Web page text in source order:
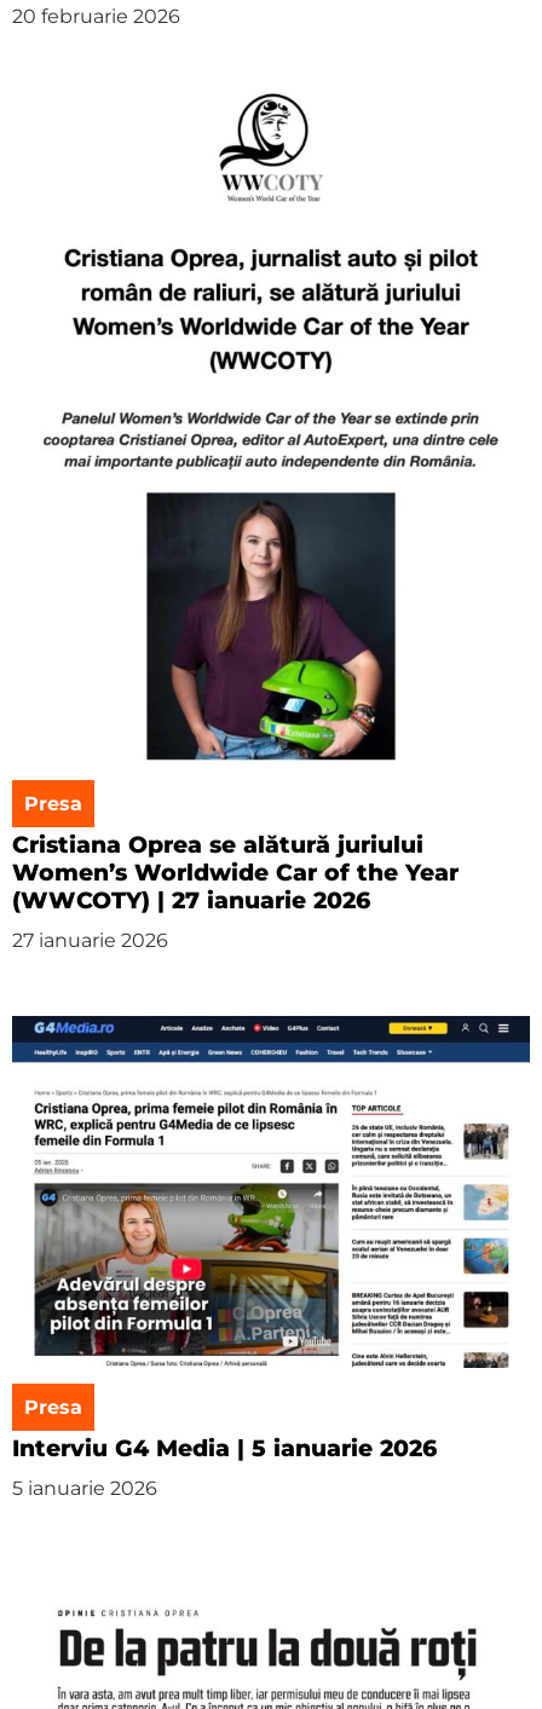
20 februarie 2026
Presa
Cristiana Oprea se alătură juriului
Women’s Worldwide Car of the Year
(WWCOTY) | 27 ianuarie 2026
27 ianuarie 2026
Presa
Interviu G4 Media | 5 ianuarie 2026
5 ianuarie 2026